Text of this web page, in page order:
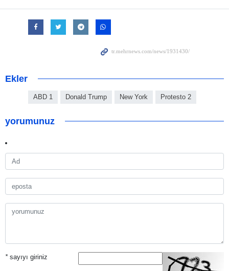
Ekler
ABD 1 Donald Trump New York Protesto 2
yorumunuz
*sayıyı giriniz